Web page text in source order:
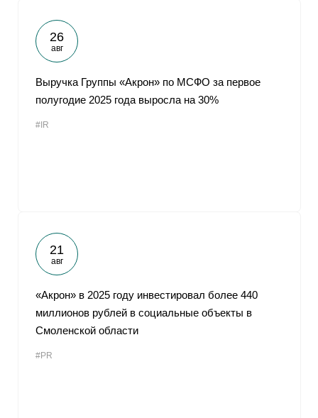
26
авг
Выручка Группы «Акрон» по МСФО за первое
полугодие 2025 года выросла на 30%
#IR
21
авг
«Акрон» в 2025 году инвестировал более 440
миллионов рублей в социальные объекты в
Смоленской области
#PR